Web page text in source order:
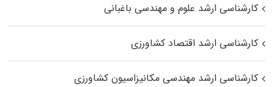
کارشناسی ارشد علوم و مهندسی باغبانی
کارشناسی ارشد اقتصاد کشاورزی
کارشناسی ارشد مهندسی مکانیزاسیون کشاورزی